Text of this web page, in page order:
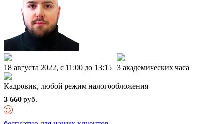
18 августа 2022, c 11:00 до 13:15 3 академических часа
Кадровик, любой режим налогообложения
3 660 руб.